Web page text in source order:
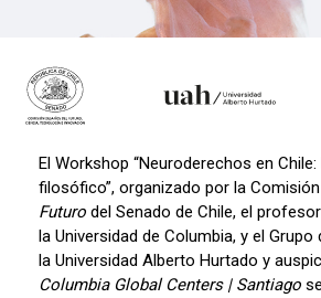
El Workshop “Neuroderechos en Chile:
filosófico”, organizado por la Comisión
Futuro del Senado de Chile, el profesor
la Universidad de Columbia, y el Grupo
la Universidad Alberto Hurtado y
Columbia Global Centers | Santiago